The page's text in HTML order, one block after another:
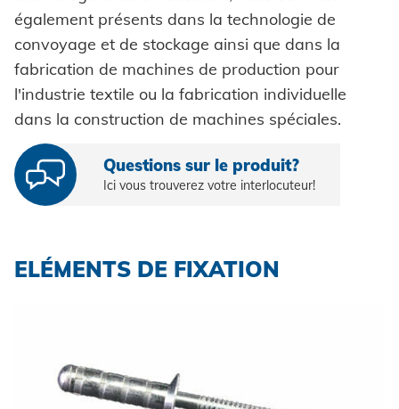
Énergie renouvelable
E-Mobility
SERVICE
Conseil
Newsletter
TELECHARGEMENTS
Images
CARRIÈRE @ HONSEL
CONTACT
également présents dans la technologie de
convoyage et de stockage ainsi que dans la
fabrication de machines de production pour
l'industrie textile ou la fabrication individuelle
dans la construction de machines spéciales.
Questions sur le produit?
Ici vous trouverez votre interlocuteur!
ELÉMENTS DE FIXATION